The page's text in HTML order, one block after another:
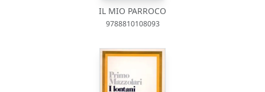
IL MIO PARROCO
9788810108093